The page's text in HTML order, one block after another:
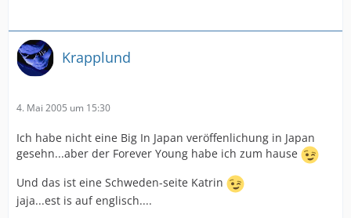
Krapplund
4. Mai 2005 um 15:30
Ich habe nicht eine Big In Japan veröffenlichung in Japan
gesehn...aber der Forever Young habe ich zum hause
Und das ist eine Schweden-seite Katrin
jaja...est is auf englisch....